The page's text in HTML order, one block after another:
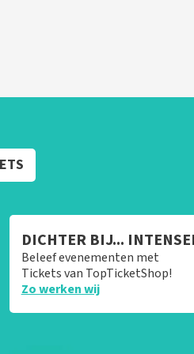
DICHTER BIJ...
Beleef evenementen met
Tickets van TopTicketShop!
Zo werken wij